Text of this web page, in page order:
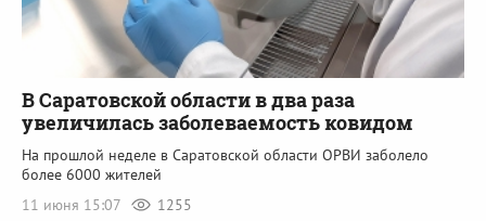
В Саратовской области в два раза
увеличилась заболеваемость ковидом
На прошлой неделе в Саратовской области ОРВИ заболело
более 6000 жителей
11 июня 15:07
1255